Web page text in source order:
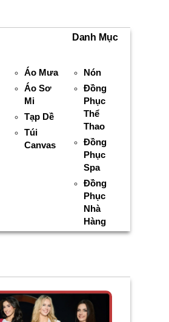
Danh Mục
Áo Mưa
Áo Sơ
Mi
Tạp Dề
Túi
Canvas
Nón
Đồng
Phục
Thể
Thao
Đồng
Phục
Spa
Đồng
Phục
Nhà
Hàng